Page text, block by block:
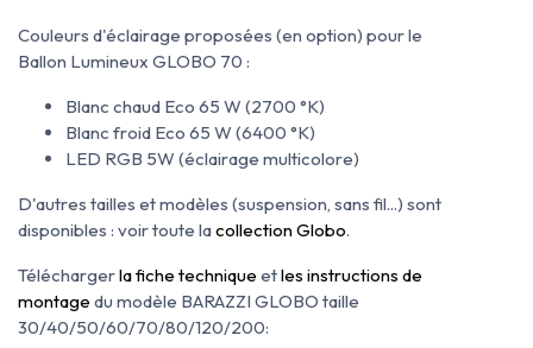
Couleurs d'éclairage proposées (en option) pour le
Ballon Lumineux GLOBO 70 :
Blanc chaud Eco 65 W (2700 °K)
Blanc froid Eco 65 W (6400 °K)
LED RGB 5W (éclairage multicolore)
D'autres tailles et modèles (suspension, sans fil...) sont
disponibles : voir toute lacollection Globo.
Téléchargerla fiche technique etles instructions de
montage du modèle BARAZZI GLOBO taille
30/40/50/60/70/80/120/200: